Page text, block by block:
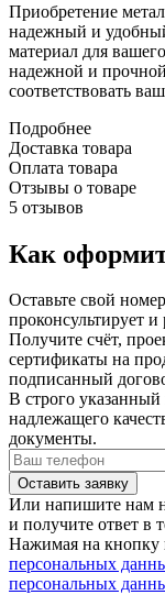
Приобретение
надежный и
материал для
надежной и
соответствовать
Подробнее
Доставка товара
Оплата товара
Отзывы о товаре
5 отзывов
Как
Оставьте свой
проконсультирует и
Получите счёт,
сертификаты на
подписанный
В строго указанный
надлежащего
документы.
Или напишите нам
и получите ответ в
Нажимая на кнопку
персональных
персональных